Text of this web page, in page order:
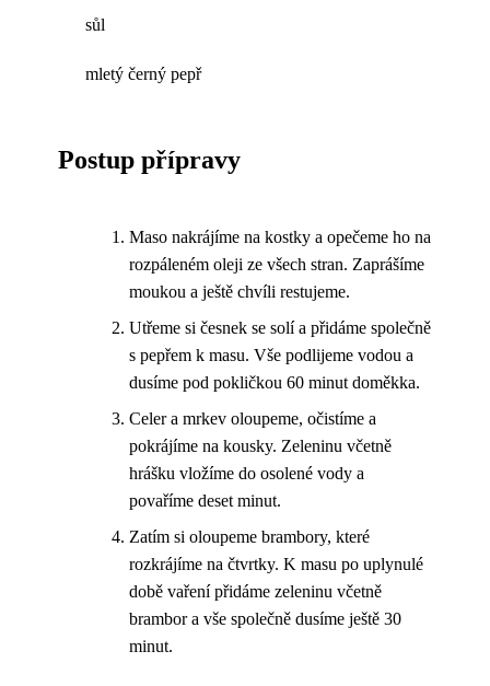
sůl
mletý černý pepř
Postup přípravy
Maso nakrájíme na kostky a opečeme ho na
rozpáleném oleji ze všech stran. Zaprášíme
moukou a ještě chvíli restujeme.
Utřeme si česnek se solí a přidáme společně
s pepřem k masu. Vše podlijeme vodou a
dusíme pod pokličkou 60 minut doměkka.
Celer a mrkev oloupeme, očistíme a
pokrájíme na kousky. Zeleninu včetně
hrášku vložíme do osolené vody a
povaříme deset minut.
Zatím si oloupeme brambory, které
rozkrájíme na čtvrtky. K masu po uplynulé
době vaření přidáme zeleninu včetně
brambor a vše společně dusíme ještě 30
minut.